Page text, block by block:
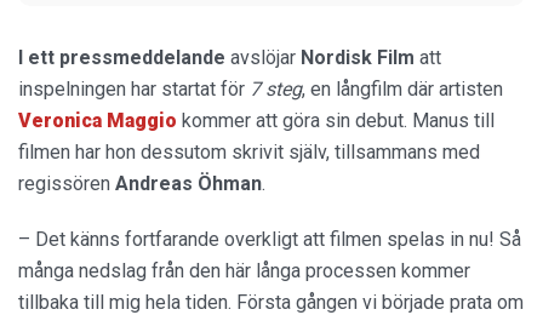
I ett pressmeddelande avslöjar Nordisk Film att
inspelningen har startat för 7 steg, en långfilm där artisten
Veronica Maggio kommer att göra sin debut. Manus till
filmen har hon dessutom skrivit själv, tillsammans med
regissören Andreas Öhman.
– Det känns fortfarande overkligt att filmen spelas in nu! Så
många nedslag från den här långa processen kommer
tillbaka till mig hela tiden. Första gången vi började prata om